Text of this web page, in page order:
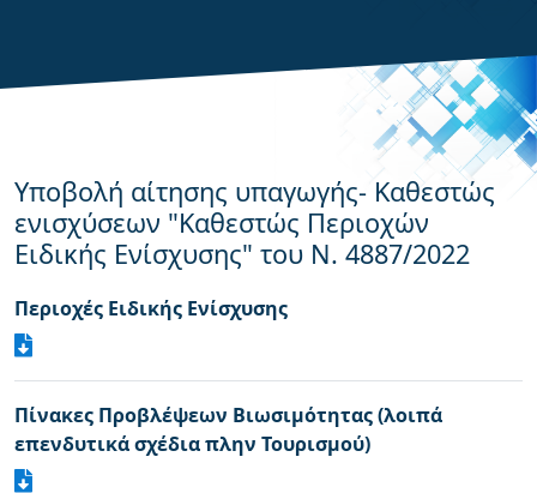
Υποβολή αίτησης υπαγωγής- Καθεστώς
ενισχύσεων "Καθεστώς Περιοχών
Ειδικής Ενίσχυσης" του Ν. 4887/2022
Περιοχές Ειδικής Ενίσχυσης
Πίνακες Προβλέψεων Βιωσιμότητας (λοιπά
επενδυτικά σχέδια πλην Τουρισμού)